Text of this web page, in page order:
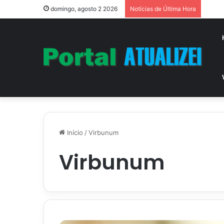
domingo, agosto 2 2026 Notícias de Última Hora
Início /Virbunum
Virbunum